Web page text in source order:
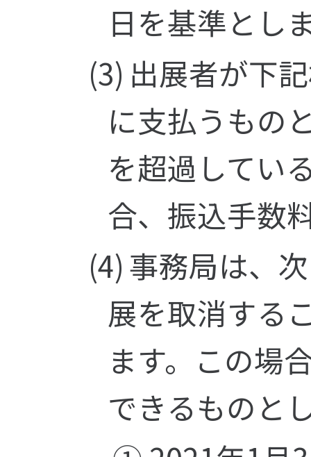
日を基準とし
出展者が下
に支払うもの
を超過してい
合、振込手数
事務局は、
展を取消する
ます。この場
できるものと